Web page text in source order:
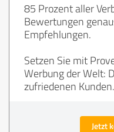
85 Prozent aller
Bewertungen
Empfehlungen.
Setzen Sie mit
Werbung der Welt:
zufriedenen Kunden.
Jetzt